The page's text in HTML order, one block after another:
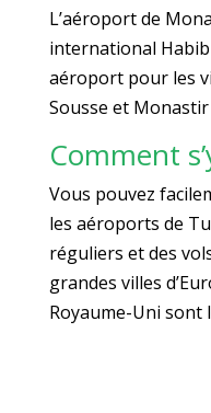
L’aéroport de
international
aéroport pour les
Sousse et
Comment
Vous pouvez
les aéroports de
réguliers et des
grandes villes
Royaume-Uni sont